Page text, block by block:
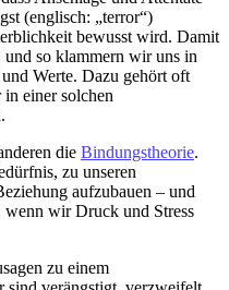
(englisch: „terror“)
bewusst wird. Damit
so klammern wir uns in
Werte. Dazu gehört oft
einer solchen
die Bindungstheorie.
zu unseren
aufzubauen – und
wenn wir Druck und Stress
zu einem